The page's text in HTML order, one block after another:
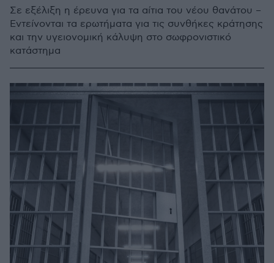
Σε εξέλιξη η έρευνα για τα αίτια του νέου θανάτου –
Εντείνονται τα ερωτήματα για τις συνθήκες κράτησης
και την υγειονομική κάλυψη στο σωφρονιστικό
κατάστημα